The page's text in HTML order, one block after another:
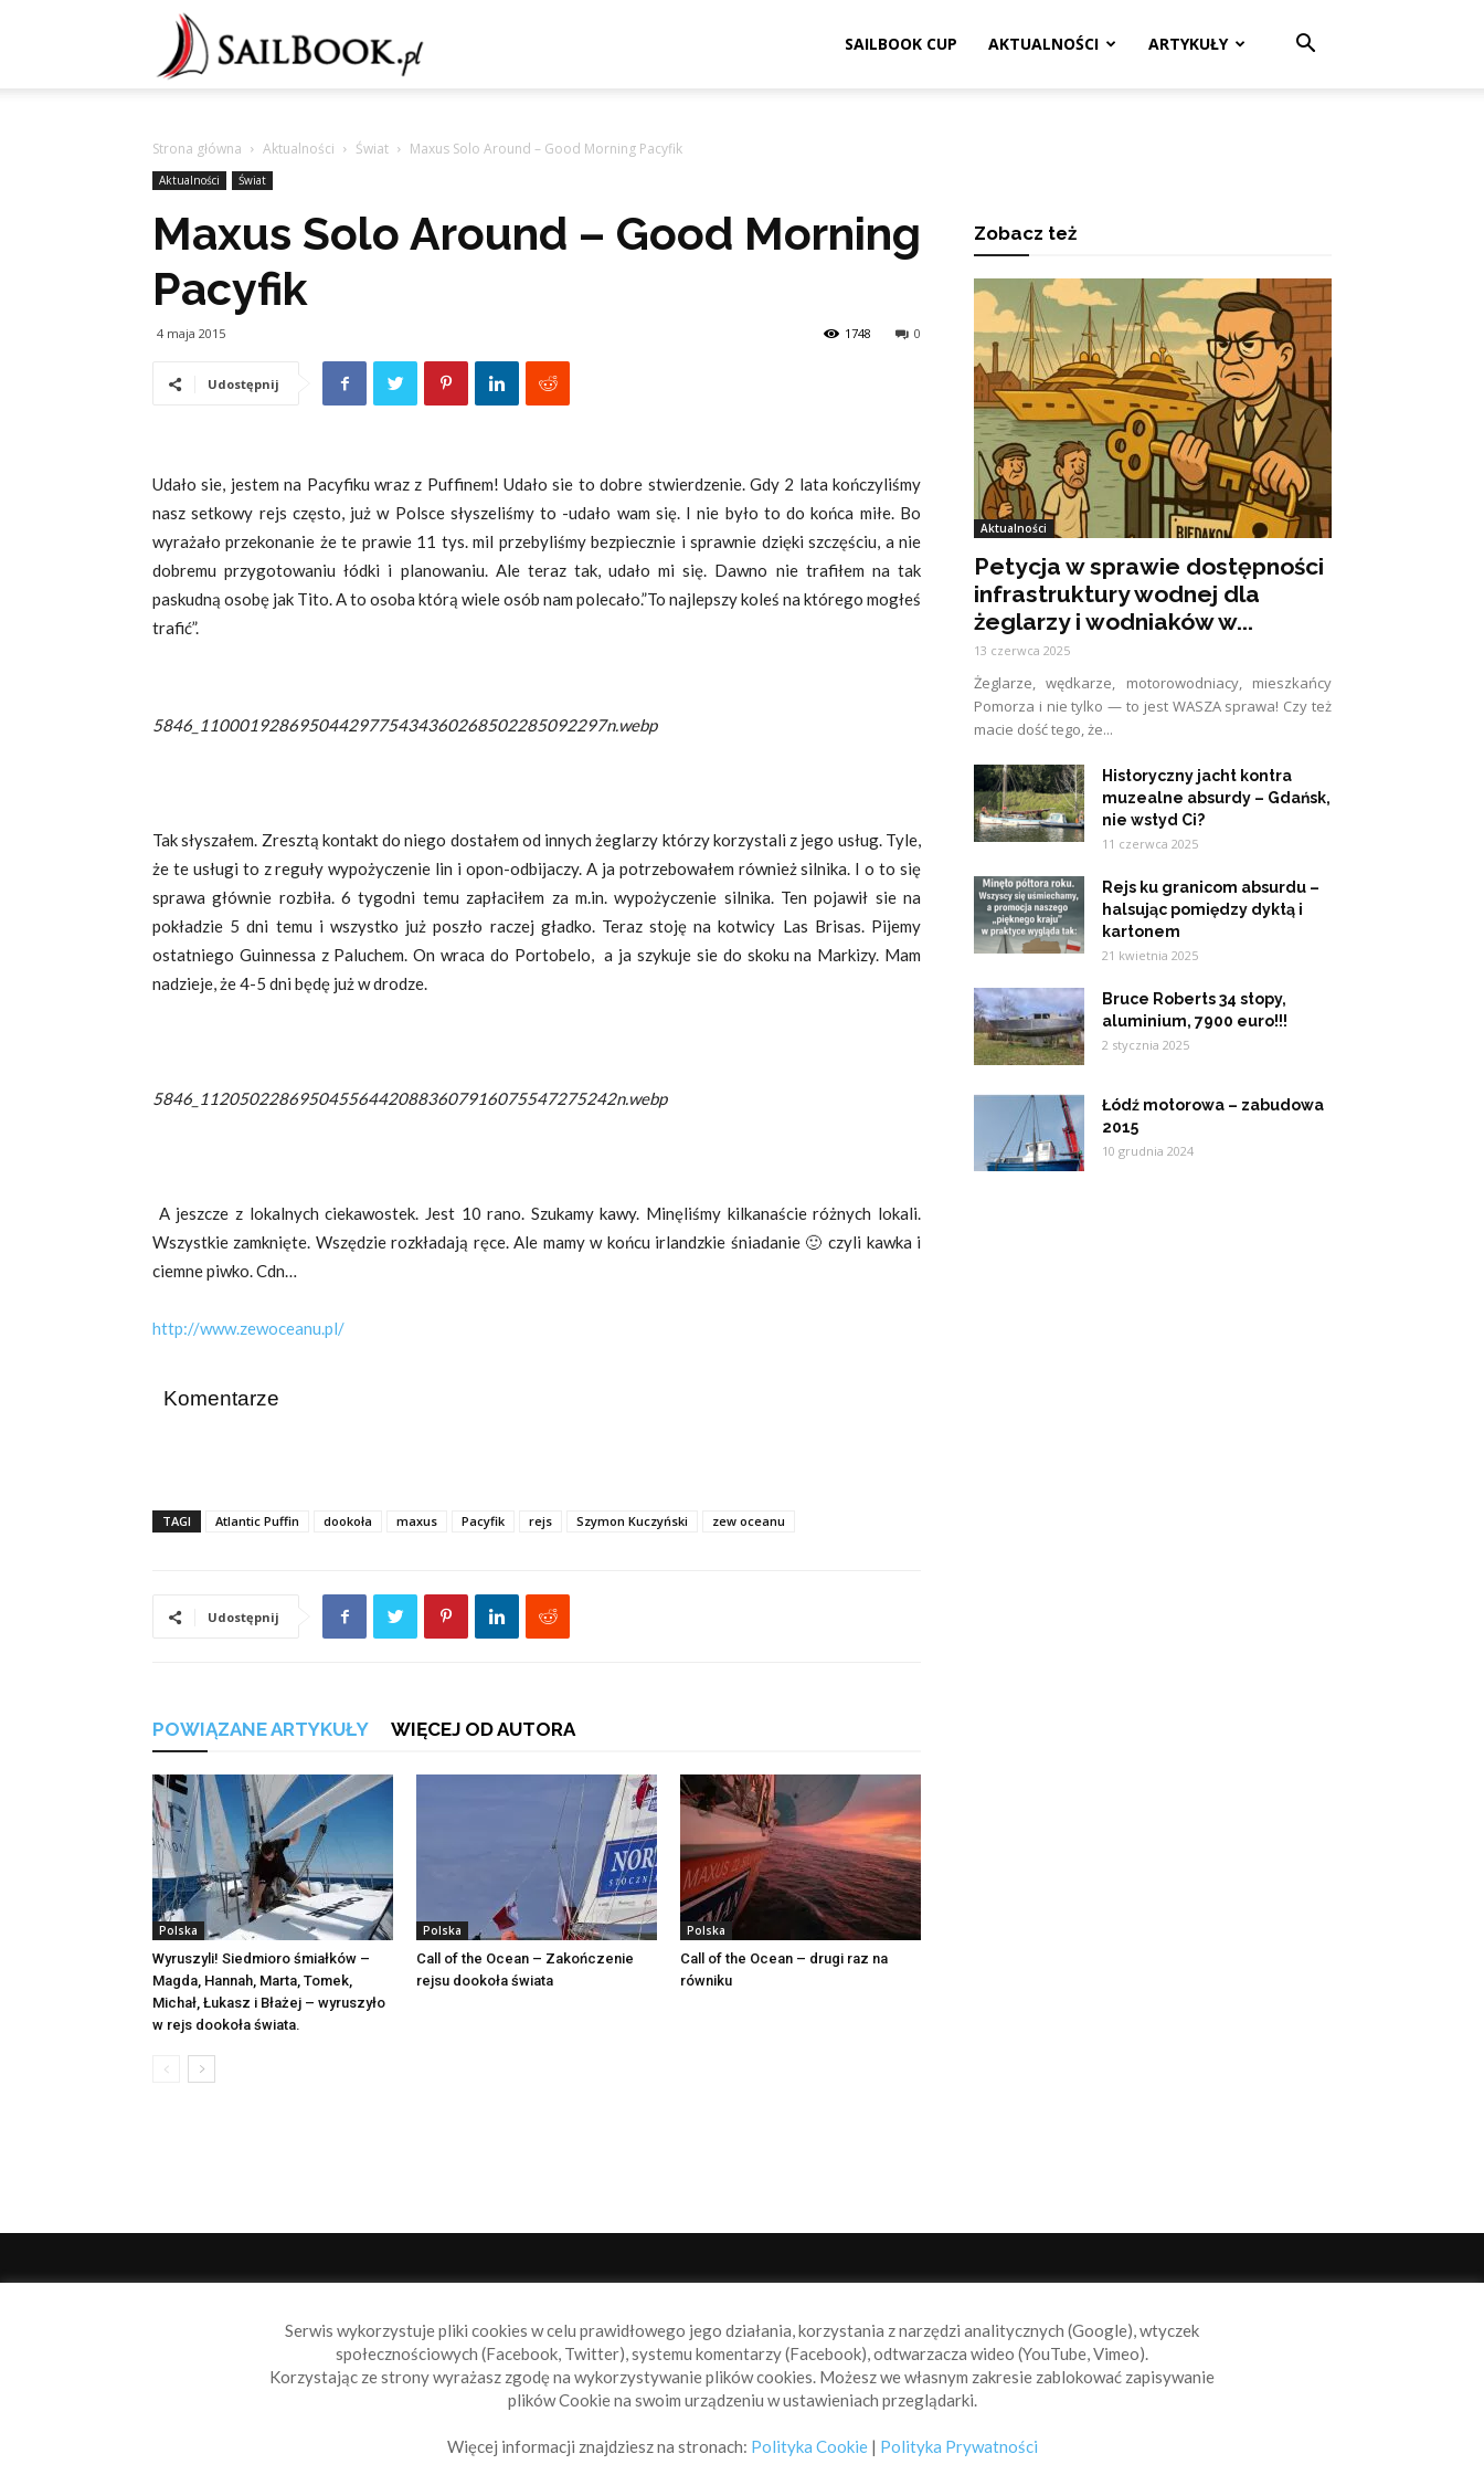
SAILBOOK CUP AKTUALNOŚCI ARTYKUŁY
Strona główna Aktualności Świat Maxus Solo Around – Good Morning Pacyfik
Aktualności Świat
Maxus Solo Around – Good Morning
Pacyfik
4 maja 2015 0
1748
Udostępnij
Udało sie, jestem na Pacyfiku wraz z Puffinem! Udało sie to dobre stwierdzenie. Gdy 2 lata kończyliśmy
nasz setkowy rejs często, już w Polsce słyszeliśmy to -udało wam się. I nie było to do końca miłe. Bo
wyrażało przekonanie że te prawie 11 tys. mil przebyliśmy bezpiecznie i sprawnie dzięki szczęściu, a nie
dobremu przygotowaniu łódki i planowaniu. Ale teraz tak, udało mi się. Dawno nie trafiłem na tak
paskudną osobę jak Tito. A to osoba którą wiele osób nam polecało.”To najlepszy koleś na którego mogłeś
trafić”.
5846_11000192869504429775434360268502285092297n.webp
Tak słyszałem. Zresztą kontakt do niego dostałem od innych żeglarzy którzy korzystali z jego usług. Tyle,
że te usługi to z reguły wypożyczenie lin i opon-odbijaczy. A ja potrzebowałem również silnika. I o to się
sprawa głównie rozbiła. 6 tygodni temu zapłaciłem za m.in. wypożyczenie silnika. Ten pojawił sie na
pokładzie 5 dni temu i wszystko już poszło raczej gładko. Teraz stoję na kotwicy Las Brisas. Pijemy
ostatniego Guinnessa z Paluchem. On wraca do Portobelo, a ja szykuje sie do skoku na Markizy. Mam
nadzieje, że 4-5 dni będę już w drodze.
5846_112050228695045564420883607916075547275242n.webp
A jeszcze z lokalnych ciekawostek. Jest 10 rano. Szukamy kawy. Minęliśmy kilkanaście różnych lokali.
Wszystkie zamknięte. Wszędzie rozkładają ręce. Ale mamy w końcu irlandzkie śniadanie 🙂 czyli kawka i
ciemne piwko. Cdn…
http://www.zewoceanu.pl/
Komentarze
TAGI Atlantic Puffin dookoła maxus Pacyfik rejs Szymon Kuczyński zew oceanu
Udostępnij
POWIĄZANE ARTYKUŁY WIĘCEJ OD AUTORA
Polska
Wyruszyli! Siedmioro śmiałków –
Magda, Hannah, Marta, Tomek,
Michał, Łukasz i Błażej – wyruszyło
w rejs dookoła świata.
Polska
Call of the Ocean – Zakończenie
rejsu dookoła świata
Polska
Call of the Ocean – drugi raz na
równiku
Zobacz też
Aktualności
Petycja w sprawie dostępności
infrastruktury wodnej dla
żeglarzy i wodniaków w...
13 czerwca 2025
Żeglarze, wędkarze, motorowodniacy, mieszkańcy
Pomorza i nie tylko — to jest WASZA sprawa! Czy też
macie dość tego, że...
Historyczny jacht kontra
muzealne absurdy – Gdańsk,
nie wstyd Ci?
11 czerwca 2025
Rejs ku granicom absurdu –
halsując pomiędzy dyktą i
kartonem
21 kwietnia 2025
Bruce Roberts 34 stopy,
aluminium, 7900 euro!!!
2 stycznia 2025
Łódź motorowa – zabudowa
2015
10 grudnia 2024
Sailbook.pl to miejsce dla wszystkich, którzy szukają aktualnych
wiadomości ze świata żeglarstwa, świata motorowodniactwa i
nie tylko.
Skontaktuj się z nami:info@sailbook.pl
Serwis wykorzystuje pliki cookies w celu prawidłowego jego działania, korzystania z narzędzi analitycznych (Google), wtyczek
społecznościowych (Facebook, Twitter), systemu komentarzy (Facebook), odtwarzacza wideo (YouTube, Vimeo).
Korzystając ze strony wyrażasz zgodę na wykorzystywanie plików cookies. Możesz we własnym zakresie zablokować zapisywanie
plików Cookie na swoim urządzeniu w ustawieniach przeglądarki.
Więcej informacji znajdziesz na stronach: Polityka Cookie| Polityka Prywatności